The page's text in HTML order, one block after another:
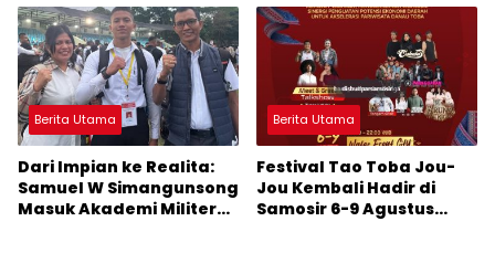
Dihibur Marsada Band
Jadi Perhatian Anggota
DPR RI Muhammad Lokot
Nasution
Berita Utama
Dari Impian ke Realita:
Samuel W Simangunsong
Masuk Akademi Militer
Berita Utama
Festival Tao Toba Jou-
Jou Kembali Hadir di
Samosir 6-9 Agustus